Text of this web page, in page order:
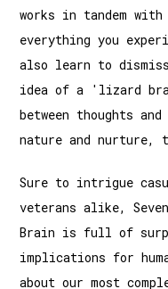
works in tandem
everything you
also learn to
idea of a 'lizard
between thoughts
nature and nurture,
Sure to intrigue
veterans alike,
Brain is full of
implications for
about our most